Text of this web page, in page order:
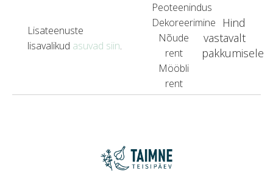
Lisateenuste
lisavalikud asuvad siin.
Peoteenindus
Dekoreerimine
Nõude
rent
Mööbli
rent
Hind
vastavalt
pakkumisele